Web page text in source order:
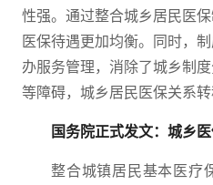
性强。通过整合城乡居民医
医保待遇更加均衡。同时，
办服务管理，消除了城乡制
等障碍，城乡居民医保关系转
国务院正式发文：城乡
整合城镇居民基本医疗